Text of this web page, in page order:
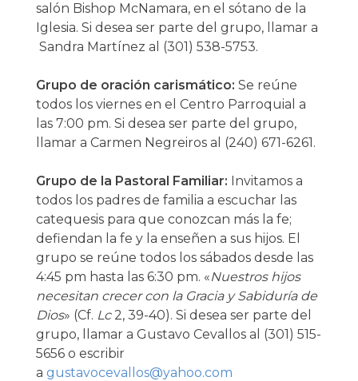
salón Bishop McNamara, en el sótano de la
Iglesia. Si desea ser parte del grupo, llamar a
Sandra Martínez al (301) 538-5753.
Grupo de oración carismático: Se reúne
todos los viernes en el Centro Parroquial a
las 7:00 pm. Si desea ser parte del grupo,
llamar a Carmen Negreiros al (240) 671-6261.
Grupo de la Pastoral Familiar: Invitamos a
todos los padres de familia a escuchar las
catequesis para que conozcan más la fe;
defiendan la fe y la enseñen a sus hijos. El
grupo se reúne todos los sábados desde las
4:45 pm hasta las 6:30 pm. «Nuestros hijos
necesitan crecer con la Gracia y Sabiduría de
Dios» (Cf. Lc2, 39-40). Si desea ser parte del
grupo, llamar a Gustavo Cevallos al (301) 515-
5656 o escribir
a gustavocevallos@yahoo.com